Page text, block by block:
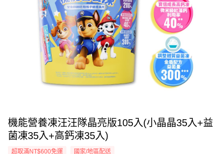
機能營養凍汪汪隊晶亮版105入(小晶晶35入+益
菌凍35入+高鈣凍35入)
超取滿NT$600免運 國家/地區配送